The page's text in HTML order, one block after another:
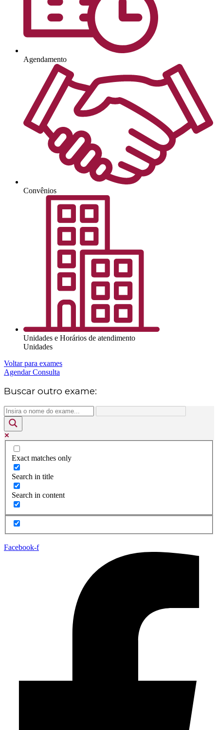
Agendamento
Convênios
Unidades e Horários de atendimento
Unidades
Voltar para exames
Agendar Consulta
Buscar outro exame:
Exact matches only
Search in title
Search in content
Facebook-f